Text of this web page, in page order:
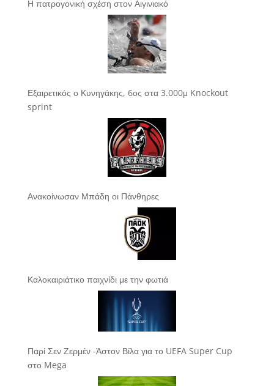
Η πατρογονική σχέση στον Αιγινιακό
Εξαιρετικός ο Κυνηγάκης, 6ος στα 3.000μ Knockout
sprint
Ανακοίνωσαν Μπάδη οι Πάνθηρες
Καλοκαιριάτικο παιχνίδι με την φωτιά
Παρί Σεν Ζερμέν -Άστον Βίλα για το UEFA Super Cup
στο Mega